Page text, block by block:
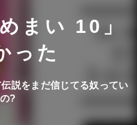
まい 10」
った
説をまだ信じてる奴ってい
?